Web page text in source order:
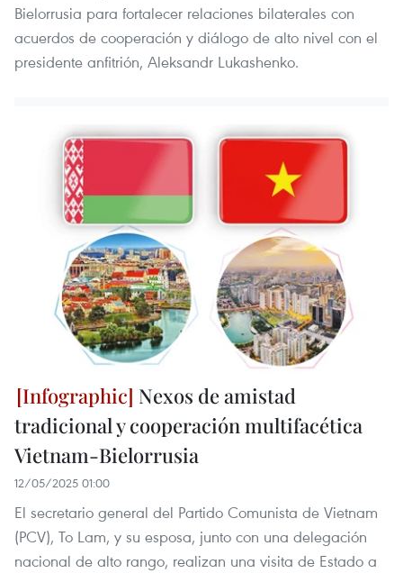
Bielorrusia para fortalecer relaciones bilaterales con
acuerdos de cooperación y diálogo de alto nivel con el
presidente anfitrión, Aleksandr Lukashenko.
Nexos de amistad
tradicional y cooperación multifacética
Vietnam-Bielorrusia
12/05/2025 01:00
El secretario general del Partido Comunista de Vietnam
(PCV), To Lam, y su esposa, junto con una delegación
nacional de alto rango, realizan una visita de Estado a